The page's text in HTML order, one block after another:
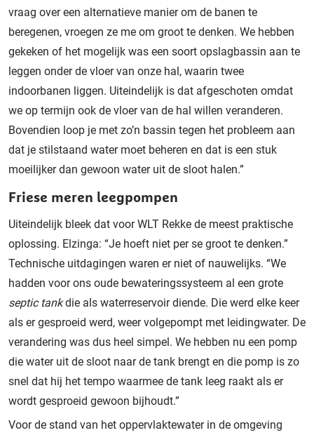
vraag over een alternatieve manier om de banen te
beregenen, vroegen ze me om groot te denken. We hebben
gekeken of het mogelijk was een soort opslagbassin aan te
leggen onder de vloer van onze hal, waarin twee
indoorbanen liggen. Uiteindelijk is dat afgeschoten omdat
we op termijn ook de vloer van de hal willen veranderen.
Bovendien loop je met zo’n bassin tegen het probleem aan
dat je stilstaand water moet beheren en dat is een stuk
moeilijker dan gewoon water uit de sloot halen.”
Friese meren leegpompen
Uiteindelijk bleek dat voor WLT Rekke de meest praktische
oplossing. Elzinga: “Je hoeft niet per se groot te denken.”
Technische uitdagingen waren er niet of nauwelijks. “We
hadden voor ons oude bewateringssysteem al een grote
septic tankdie als waterreservoir diende. Die werd elke keer
als er gesproeid werd, weer volgepompt met leidingwater. De
verandering was dus heel simpel. We hebben nu een pomp
die water uit de sloot naar de tank brengt en die pomp is zo
snel dat hij het tempo waarmee de tank leeg raakt als er
wordt gesproeid gewoon bijhoudt.”
Voor de stand van het oppervlaktewater in de omgeving